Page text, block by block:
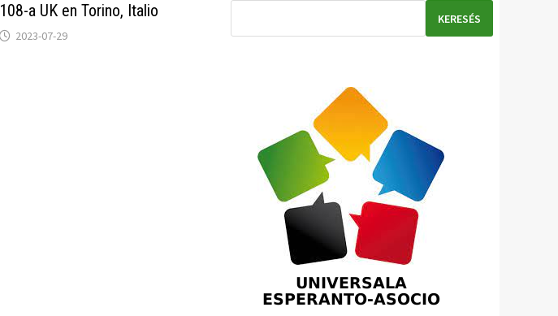
108-a UK en Torino, Italio
2023-07-29
KERESÉS